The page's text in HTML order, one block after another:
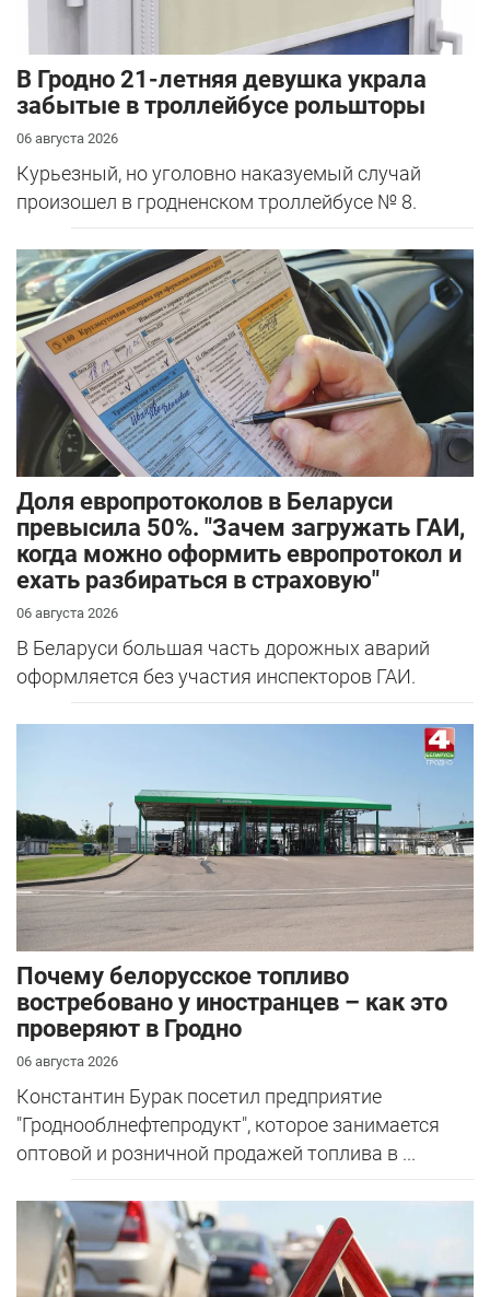
В Гродно 21-летняя девушка украла
забытые в троллейбусе рольшторы
06 августа 2026
Курьезный, но уголовно наказуемый случай
произошел в гродненском троллейбусе № 8.
Доля европротоколов в Беларуси
превысила 50%. "Зачем загружать ГАИ,
когда можно оформить европротокол и
ехать разбираться в страховую"
06 августа 2026
В Беларуси большая часть дорожных аварий
оформляется без участия инспекторов ГАИ.
Почему белорусское топливо
востребовано у иностранцев – как это
проверяют в Гродно
06 августа 2026
Константин Бурак посетил предприятие
"Гроднооблнефтепродукт", которое занимается
оптовой и розничной продажей топлива в ...